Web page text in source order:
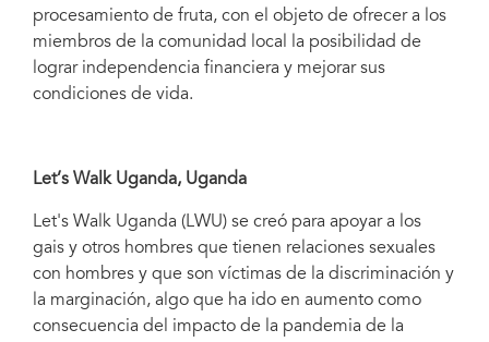
procesamiento de fruta, con el objeto de ofrecer a los
miembros de la comunidad local la posibilidad de
lograr independencia financiera y mejorar sus
condiciones de vida.
Let’s Walk Uganda, Uganda
Let's Walk Uganda (LWU) se creó para apoyar a los
gais y otros hombres que tienen relaciones sexuales
con hombres y que son víctimas de la discriminación y
la marginación, algo que ha ido en aumento como
consecuencia del impacto de la pandemia de la